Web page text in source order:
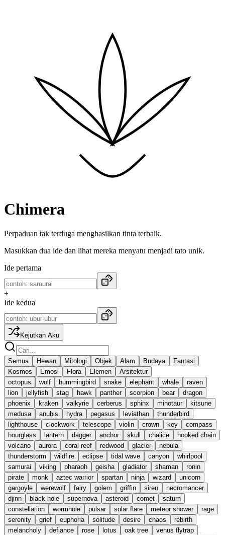
Chimera
Perpaduan tak terduga menghasilkan tinta terbaik.
Masukkan dua ide dan lihat mereka menyatu menjadi tato unik.
Ide pertama
+
Ide kedua
Kejutkan Aku
Semua Hewan Mitologi Objek Alam Budaya
Fantasi
Kosmos
Emosi Flora Elemen
Arsitektur
octopus
wolf hummingbird snake elephant whale
raven
lion
jellyfish stag hawk panther scorpion bear
dragon
phoenix
kraken valkyrie cerberus sphinx minotaur
kitsune
medusa
anubis hydra pegasus leviathan
thunderbird
lighthouse
clockwork telescope violin crown key
compass
hourglass
lantern dagger anchor skull chalice
hooked chain
volcano
aurora coral reef redwood glacier
nebula
thunderstorm
wildfire eclipse tidal wave canyon
whirlpool
samurai
viking pharaoh geisha gladiator shaman
ronin
pirate
monk aztec warrior spartan ninja wizard
unicorn
gargoyle
werewolf fairy golem griffin siren
necromancer
djinn
black hole supernova asteroid comet
saturn
constellation
wormhole pulsar solar flare meteor shower
rage
serenity
grief euphoria solitude desire chaos
rebirth
melancholy
defiance rose lotus oak tree
venus flytrap